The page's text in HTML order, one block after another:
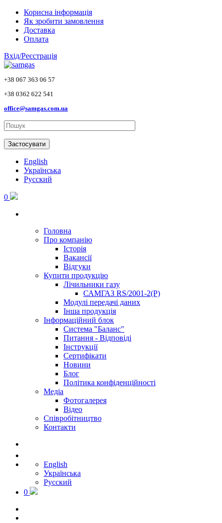
Skip to main content
Корисна інформація
Як зробити замовлення
Доставка
Оплата
Вхід/Реєстрація
+38 067 363 06 57
+38 0362 622 541
office@samgas.com.ua
Застосувати
English
Українська
Русский
0
Головна
Про компанію
Історія
Вакансії
Відгуки
Купити продукцію
Лічильники газу
САМГАЗ RS/2001-2(Р)
Модулі передачі даних
Інша продукція
Інформаційний блок
Система "Баланс"
Питання - Відповіді
Інструкції
Сертифікати
Новини
Блог
Політика конфіденційності
Медіа
Фотогалерея
Відео
Співробітництво
Контакти
English
Українська
Русский
0